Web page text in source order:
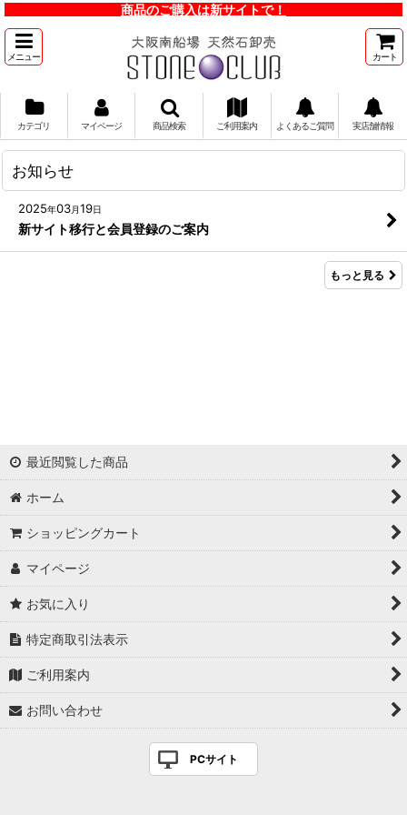
商品のご購入は新サイトで！
メニュー カート
カテゴリ マイページ 商品検索 ご利用案内 よくあるご質問 実店舗情報
お知らせ
2025年03月19日
新サイト移行と会員登録のご案内
もっと見る
最近閲覧した商品
ホーム
ショッピングカート
マイページ
お気に入り
特定商取引法表示
ご利用案内
お問い合わせ
PCサイト